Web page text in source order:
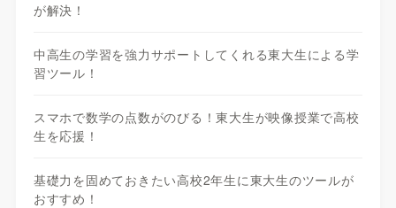
が解決！
中高生の学習を強力サポートしてくれる東大生による学
習ツール！
スマホで数学の点数がのびる！東大生が映像授業で高校
生を応援！
基礎力を固めておきたい高校2年生に東大生のツールが
おすすめ！